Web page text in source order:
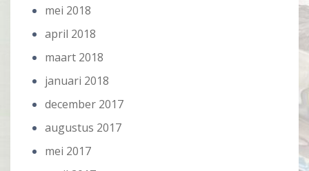
mei 2018
april 2018
maart 2018
januari 2018
december 2017
augustus 2017
mei 2017